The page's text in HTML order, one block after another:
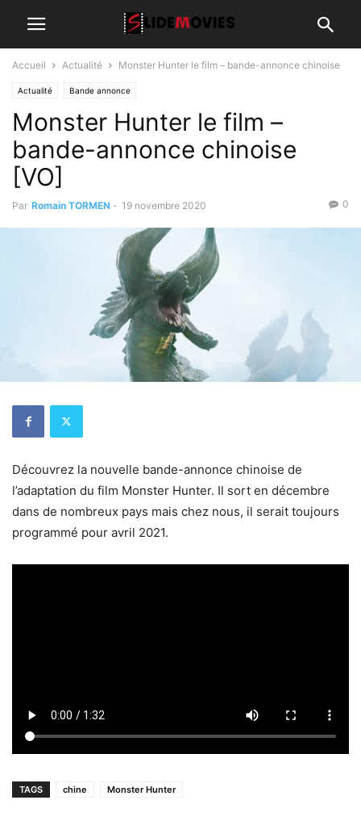
Accueil Actualité Monster Hunter le film – bande-annonce chinoise
Actualité Bande annonce
Monster Hunter le film –
bande-annonce chinoise
[VO]
Par Romain TORMEN - 19 novembre 2020 0
Découvrez la nouvelle bande-annonce chinoise de
l’adaptation du film Monster Hunter. Il sort en décembre
dans de nombreux pays mais chez nous, il serait toujours
programmé pour avril 2021.
TAGS chine Monster Hunter